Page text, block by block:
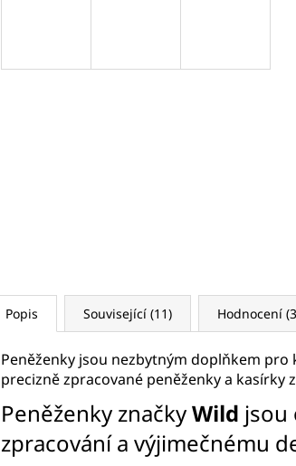
Popis Související (11) Hodnocení
Peněženky jsou nezbytným doplňkem
precizně zpracované peněženky a kasírky
Peněženky značkyWild jsou
zpracování a výjimečnému